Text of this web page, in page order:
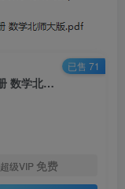
【试卷类】G00035 万唯大小卷 8年级下册 数学北师大版
超级VIP 免费
已售 71